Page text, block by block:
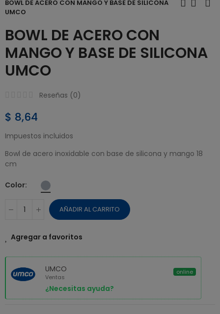
BOWL DE ACERO CON MANGO Y BASE DE SILICONA
UMCO
BOWL DE ACERO CON
MANGO Y BASE DE SILICONA
UMCO
Reseñas (0)
$ 8,64
Impuestos incluidos
Bowl de acero inoxidable con base de silicona y mango 18
cm
Color
AÑADIR AL CARRITO
Agregar a favoritos
UMCO
Ventas
¿Necesitas ayuda?
online